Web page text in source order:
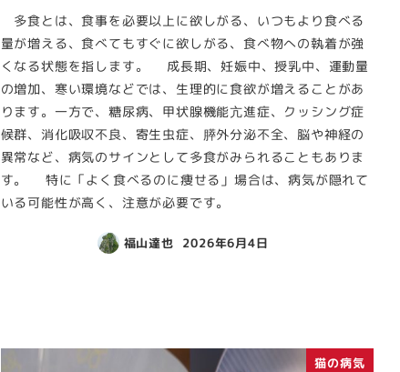
多食とは、食事を必要以上に欲しがる、いつもより食べる
量が増える、食べてもすぐに欲しがる、食べ物への執着が強
くなる状態を指します。 成長期、妊娠中、授乳中、運動量
の増加、寒い環境などでは、生理的に食欲が増えることがあ
ります。一方で、糖尿病、甲状腺機能亢進症、クッシング症
候群、消化吸収不良、寄生虫症、膵外分泌不全、脳や神経の
異常など、病気のサインとして多食がみられることもありま
す。 特に「よく食べるのに痩せる」場合は、病気が隠れて
いる可能性が高く、注意が必要です。
福山達也 2026年6月4日
猫の病気